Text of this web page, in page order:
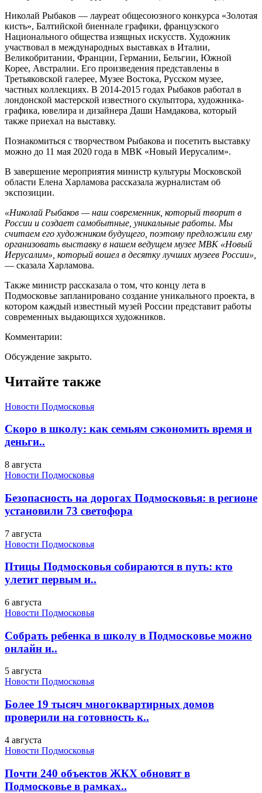
Николай Рыбаков — лауреат общесоюзного конкурса «Золотая
кисть», Балтийской биеннале графики, французского
Национального общества изящных искусств. Художник
участвовал в международных выставках в Италии,
Великобритании, Франции, Германии, Бельгии, Южной
Корее, Австралии. Его произведения представлены в
Третьяковской галерее, Музее Востока, Русском музее,
частных коллекциях. В 2014-2015 годах Рыбаков работал в
лондонской мастерской известного скульптора, художника-
графика, ювелира и дизайнера Даши Намдакова, который
также приехал на выставку.
Познакомиться с творчеством Рыбакова и посетить выставку
можно до 11 мая 2020 года в МВК «Новый Иерусалим».
В завершение мероприятия министр культуры Московской
области Елена Харламова рассказала журналистам об
экспозиции.
«Николай Рыбаков — наш современник, который творит в
России и создает самобытные, уникальные работы. Мы
считаем его художником будущего, поэтому предложили ему
организовать выставку в нашем ведущем музее МВК «Новый
Иерусалим», который вошел в десятку лучших музеев России»,
— сказала Харламова.
Также министр рассказала о том, что концу лета в
Подмосковье запланировано создание уникального проекта, в
котором каждый известный музей России представит работы
современных выдающихся художников.
Комментарии:
Обсуждение закрыто.
Читайте также
Новости Подмосковья
Скоро в школу: как семьям сэкономить время и
деньги..
8 августа
Новости Подмосковья
Безопасность на дорогах Подмосковья: в регионе
установили 73 светофора
7 августа
Новости Подмосковья
Птицы Подмосковья собираются в путь: кто
улетит первым и..
6 августа
Новости Подмосковья
Собрать ребенка в школу в Подмосковье можно
онлайн и..
5 августа
Новости Подмосковья
Более 19 тысяч многоквартирных домов
проверили на готовность к..
4 августа
Новости Подмосковья
Почти 240 объектов ЖКХ обновят в
Подмосковье в рамках..